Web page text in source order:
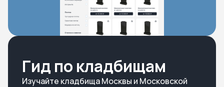
Гид по кладбищам
Изучайте кладбища Москвы и Московской